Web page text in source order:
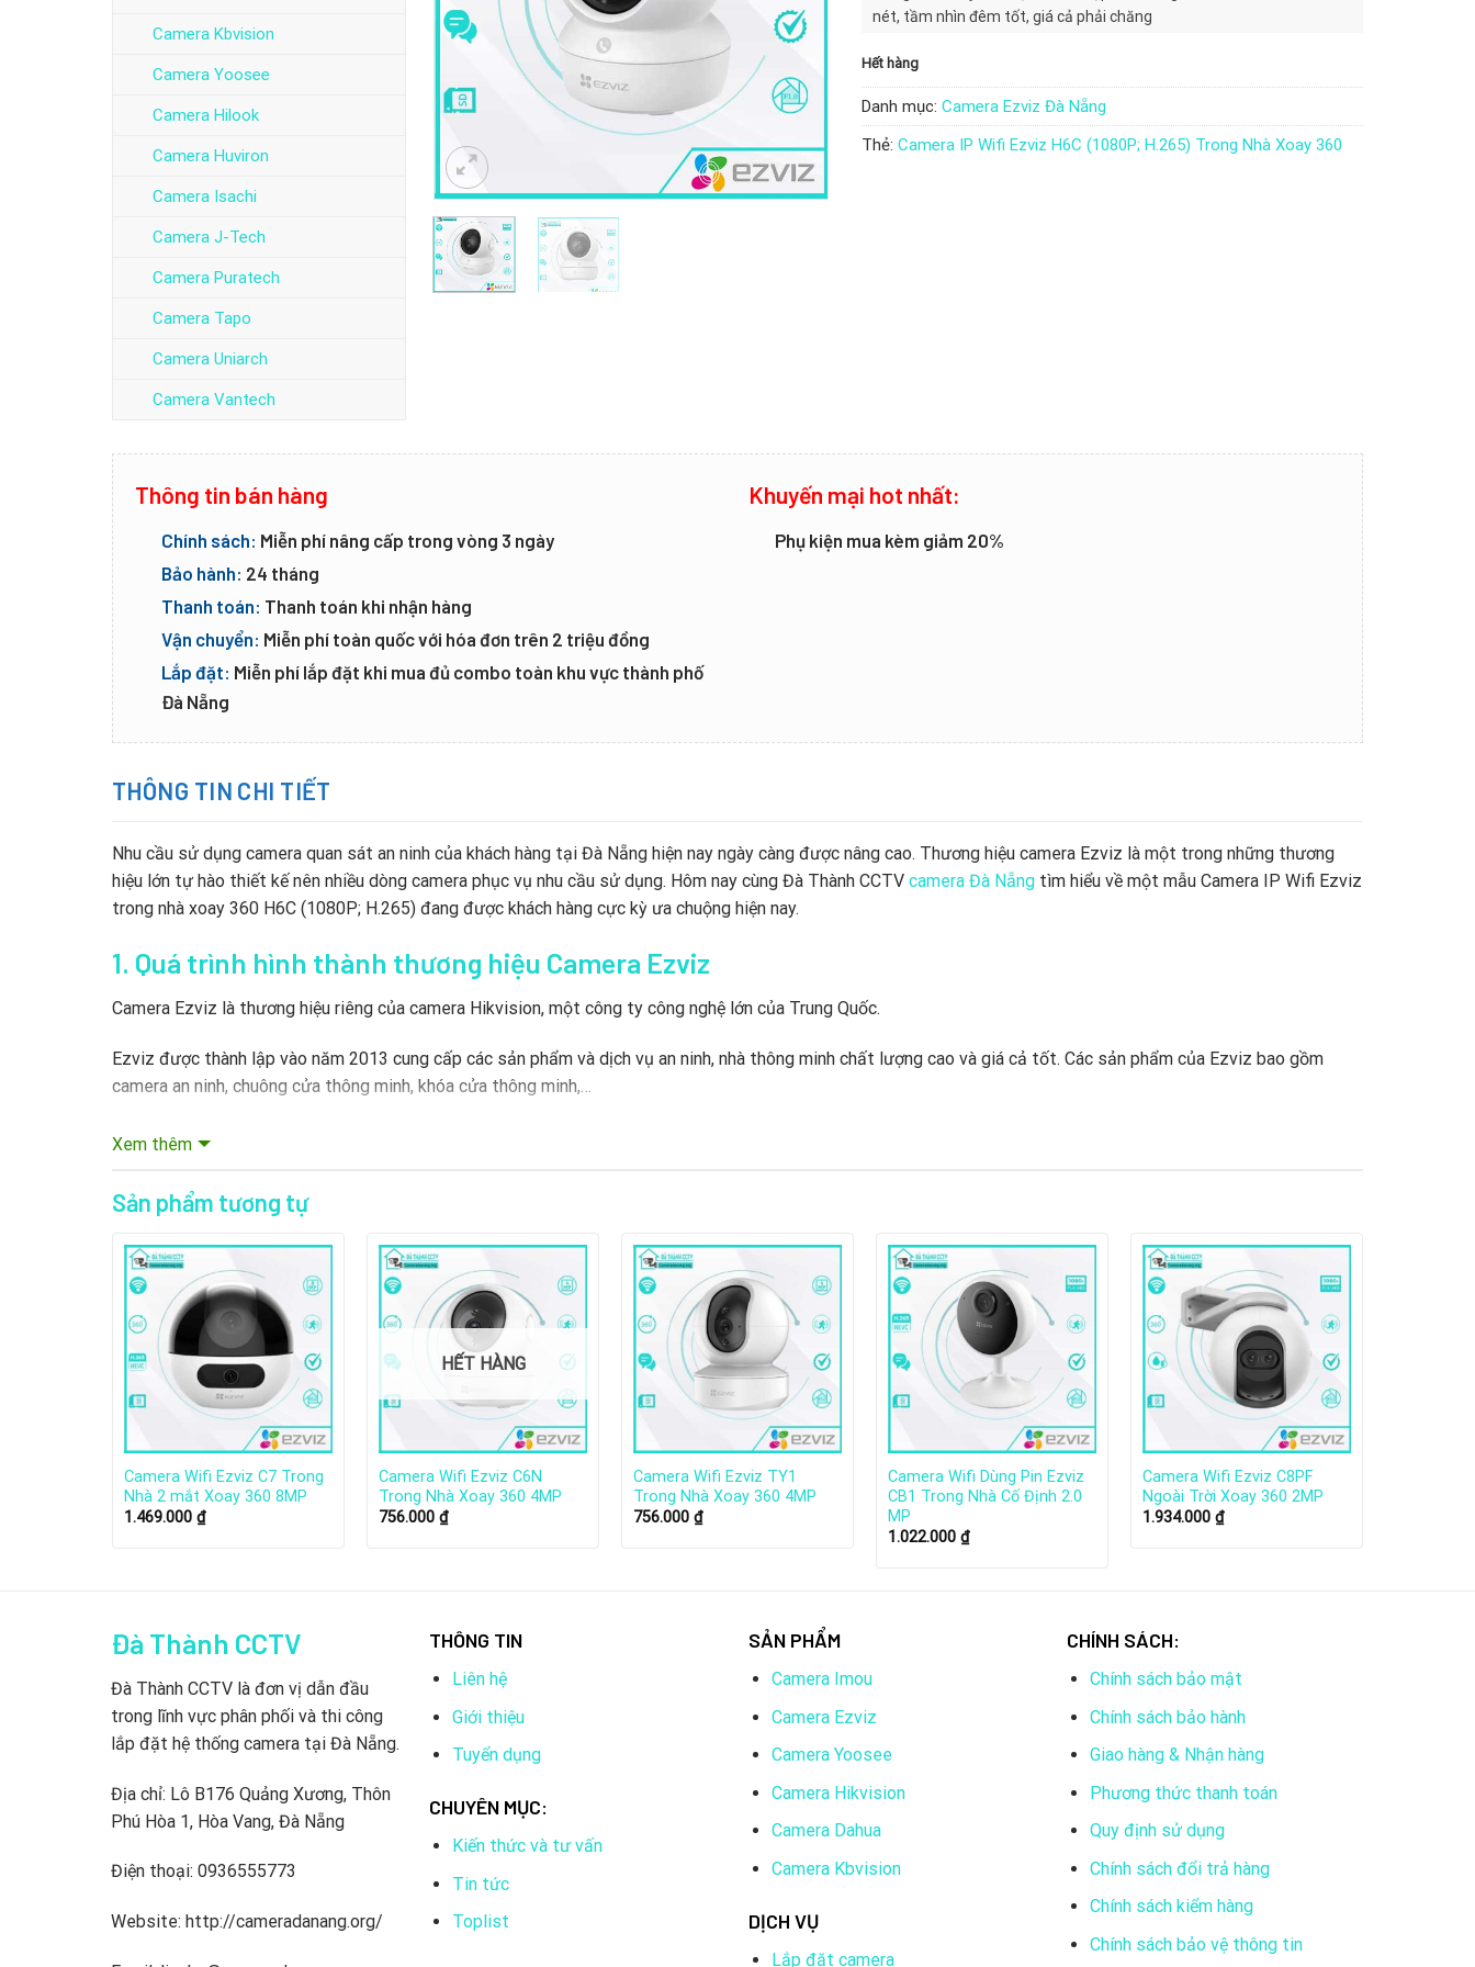
nét, tầm nhìn đêm tốt, giá cả phải chăng
Hết hàng
Danh mục: Camera Ezviz Đà Nẵng
Thẻ: Camera IP Wifi Ezviz H6C (1080P; H.265) Trong Nhà Xoay 360
Camera Kbvision
Camera Yoosee
Camera Hilook
Camera Huviron
Camera Isachi
Camera J-Tech
Camera Puratech
Camera Tapo
Camera Uniarch
Camera Vantech
Thông tin bán hàng
Chính sách: Miễn phí nâng cấp trong vòng 3 ngày
Bảo hành: 24 tháng
Thanh toán: Thanh toán khi nhận hàng
Vận chuyển: Miễn phí toàn quốc với hóa đơn trên 2 triệu đồng
Lắp đặt: Miễn phí lắp đặt khi mua đủ combo toàn khu vực thành phố
Đà Nẵng
Khuyến mại hot nhất:
Phụ kiện mua kèm giảm 20%
THÔNG TIN CHI TIẾT
Nhu cầu sử dụng camera quan sát an ninh của khách hàng tại Đà Nẵng hiện nay ngày càng được nâng cao. Thương hiệu camera Ezviz là một trong những thương
hiệu lớn tự hào thiết kế nên nhiều dòng camera phục vụ nhu cầu sử dụng. Hôm nay cùng Đà Thành CCTV camera Đà Nẵng tìm hiểu về một mẫu Camera IP Wifi Ezviz
trong nhà xoay 360 H6C (1080P; H.265) đang được khách hàng cực kỳ ưa chuộng hiện nay.
1. Quá trình hình thành thương hiệu Camera Ezviz
Camera Ezviz là thương hiệu riêng của camera Hikvision, một công ty công nghệ lớn của Trung Quốc.
Ezviz được thành lập vào năm 2013 cung cấp các sản phẩm và dịch vụ an ninh, nhà thông minh chất lượng cao và giá cả tốt. Các sản phẩm của Ezviz bao gồm
camera an ninh, chuông cửa thông minh, khóa cửa thông minh,…
Ezviz đã nhanh chóng trở thành một trong những thương hiệu camera an ninh hàng đầu thế giới. Các sản phẩm của Ezviz được bán tại hơn 100 quốc gia và vùng
2. Camera Wifi Ezviz H6C Trong Nhà Xoay 360 2MP
EZVIZ là một công ty công nghệ thông tin có trụ sở tại Trung Quốc chuyên về các thiết bị an ninh và giám sát. Công ty được thành lập vào năm 2013 bởi một nhóm
kỹ sư và doanh nhân có kinh nghiệm trong lĩnh vực công nghệ.
Trở thành một trong những nhà sản xuất camera an ninh hàng đầu thế giới. EZVIZ hiện có hơn 100 triệu thiết bị đang hoạt động trên toàn thế giới.
Được vinh danh là một trong những công ty công nghệ sáng tạo nhất. EZVIZ đã được vinh danh bởi nhiều tổ chức uy tín, bao gồm Forbes, Fast Company và Gartner.
Được công nhận là một trong những nhà lãnh đạo về trí tuệ nhân tạo. EZVIZ đang dẫn đầu trong việc áp dụng trí tuệ nhân tạo vào các sản phẩm camera an ninh của
Xem thêm
Sản phẩm tương tự
Camera Wifi Ezviz C7 Trong
Nhà 2 mắt Xoay 360 8MP
1.469.000 ₫
HẾT HÀNG
Camera Wifi Ezviz C6N
Trong Nhà Xoay 360 4MP
756.000 ₫
Camera Wifi Ezviz TY1
Trong Nhà Xoay 360 4MP
756.000 ₫
Camera Wifi Dùng Pin Ezviz
CB1 Trong Nhà Cố Định 2.0
MP
1.022.000 ₫
Camera Wifi Ezviz C8PF
Ngoài Trời Xoay 360 2MP
1.934.000 ₫
Đà Thành CCTV
Đà Thành CCTV là đơn vị dẫn đầu
trong lĩnh vực phân phối và thi công
lắp đặt hệ thống camera tại Đà Nẵng.
Địa chỉ: Lô B176 Quảng Xương, Thôn
Phú Hòa 1, Hòa Vang, Đà Nẵng
Điện thoại: 0936555773
Website: http://cameradanang.org/
THÔNG TIN
Liên hệ
Giới thiệu
Tuyển dụng
CHUYÊN MỤC:
Kiến thức và tư vấn
Tin tức
Toplist
SẢN PHẨM
Camera Imou
Camera Ezviz
Camera Yoosee
Camera Hikvision
Camera Dahua
Camera Kbvision
DỊCH VỤ
Lắp đặt camera
CHÍNH SÁCH:
Chính sách bảo mật
Chính sách bảo hành
Giao hàng & Nhận hàng
Phương thức thanh toán
Quy định sử dụng
Chính sách đổi trả hàng
Chính sách kiểm hàng
Chính sách bảo vệ thông tin